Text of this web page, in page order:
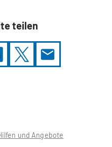
teilen
und Angebote